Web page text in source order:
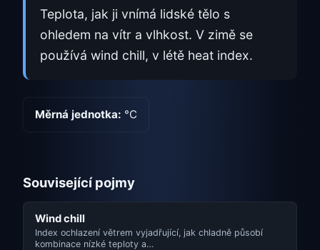
Teplota, jak ji vnímá lidské tělo s
ohledem na vítr a vlhkost. V zimě se
používá wind chill, v létě heat index.
Měrná jednotka: °C
Související pojmy
Wind chill
Index ochlazení větrem vyjadřující, jak chladně působí
kombinace nízké teploty a…